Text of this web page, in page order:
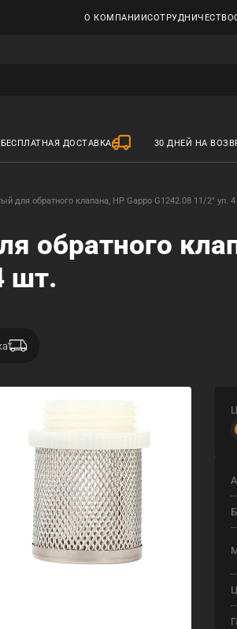
О КОМПАНИИСОТРУДНИЧЕСТВО
БЕСПЛАТНАЯ ДОСТАВКА 30 ДНЕЙ НА
для обратного клапана, НР Gappo G1242.08 11/2" уп.
обратного
шт.